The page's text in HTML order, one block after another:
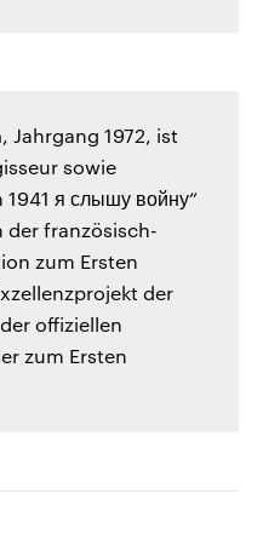
, Jahrgang 1972, ist
sowie
я слышу войну“
der französisch-
zum Ersten
der
offiziellen
zum Ersten